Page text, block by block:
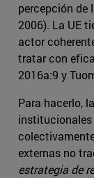
percepción de
2006). La UE
actor
tratar con
2016a:9 y
Para hacerlo,
externas no
estrategia de